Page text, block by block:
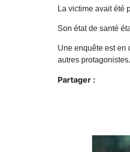
La victime avait été
Son état de santé
Une enquête est en
autres protagonistes.
Partager :